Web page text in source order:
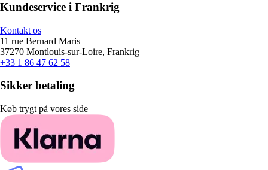
Kundeservice i Frankrig
Kontakt os
11 rue Bernard Maris
37270 Montlouis-sur-Loire, Frankrig
+33 1 86 47 62 58
Sikker betaling
Køb trygt på vores side